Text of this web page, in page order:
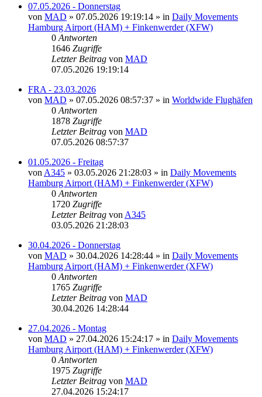
07.05.2026 - Donnerstag
von MAD » 07.05.2026 19:19:14 » in Daily Movements
Hamburg Airport (HAM) + Finkenwerder (XFW)
0 Antworten
1646 Zugriffe
Letzter Beitrag von MAD
07.05.2026 19:19:14
FRA - 23.03.2026
von MAD » 07.05.2026 08:57:37 » in Worldwide Flughäfen
0 Antworten
1878 Zugriffe
Letzter Beitrag von MAD
07.05.2026 08:57:37
01.05.2026 - Freitag
von A345 » 03.05.2026 21:28:03 » in Daily Movements
Hamburg Airport (HAM) + Finkenwerder (XFW)
0 Antworten
1720 Zugriffe
Letzter Beitrag von A345
03.05.2026 21:28:03
30.04.2026 - Donnerstag
von MAD » 30.04.2026 14:28:44 » in Daily Movements
Hamburg Airport (HAM) + Finkenwerder (XFW)
0 Antworten
1765 Zugriffe
Letzter Beitrag von MAD
30.04.2026 14:28:44
27.04.2026 - Montag
von MAD » 27.04.2026 15:24:17 » in Daily Movements
Hamburg Airport (HAM) + Finkenwerder (XFW)
0 Antworten
1975 Zugriffe
Letzter Beitrag von MAD
27.04.2026 15:24:17